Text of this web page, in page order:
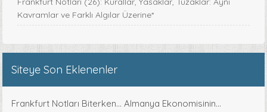
Kavramlar ve Farklı Algılar Üzerine*
Siteye Son Eklenenler
Frankfurt Notları Biterken... Almanya Ekonomisinin...